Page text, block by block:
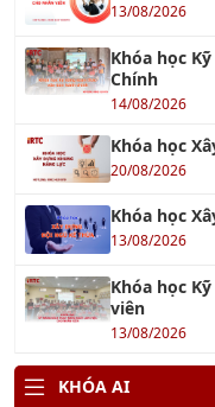
13/08/2026
Khóa học
Chính
14/08/2026
Khóa học
20/08/2026
Khóa học
13/08/2026
Khóa học
viên
13/08/2026
KHÓA AI